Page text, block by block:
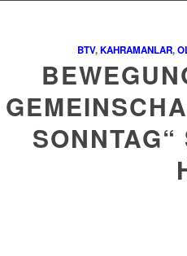
BTV,KAHRAMANLAR,